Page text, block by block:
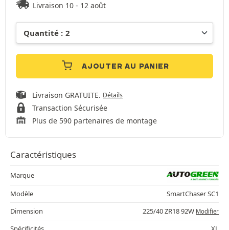
Livraison 10 - 12 août
AJOUTER AU PANIER
Livraison GRATUITE. Détails
Transaction Sécurisée
Plus de 590 partenaires de montage
Caractéristiques
Marque
Modèle
SmartChaser SC1
Dimension
225/40 ZR18 92W Modifier